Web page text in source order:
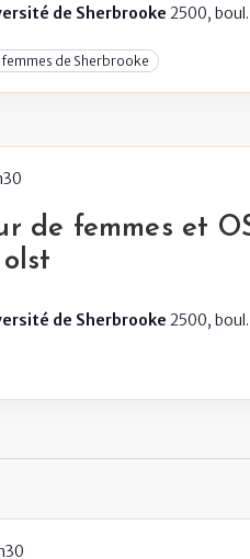
de Sherbrooke 2500,
de Sherbrooke
de femmes et
de Sherbrooke 2500,